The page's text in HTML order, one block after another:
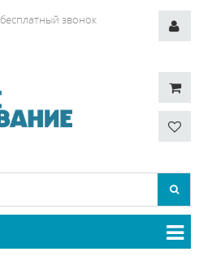
бесплатный звонок